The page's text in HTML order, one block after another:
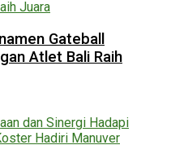
Gateball
Atlet Bali Raih